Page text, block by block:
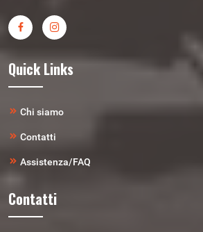
Quick Links
Chi siamo
Contatti
Assistenza/FAQ
Contatti